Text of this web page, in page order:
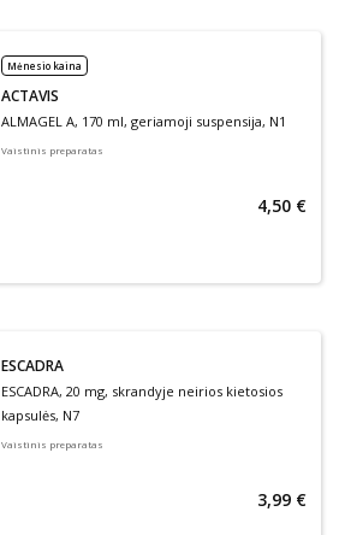
Mėnesio kaina
ACTAVIS
ALMAGEL A, 170 ml, geriamoji suspensija, N1
Vaistinis preparatas
4,50 €
ESCADRA
ESCADRA, 20 mg, skrandyje neirios kietosios
kapsulės, N7
Vaistinis preparatas
3,99 €